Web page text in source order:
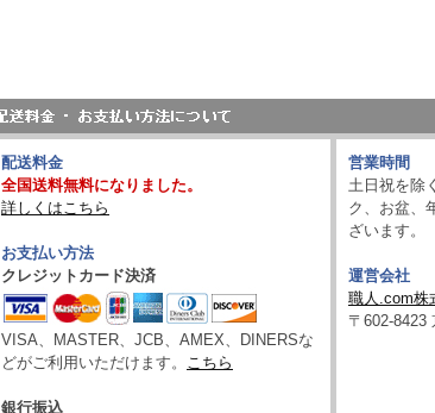
配送料金
全国送料無料になりました。
詳しくはこちら
お支払い方法
クレジットカード決済
VISA、MASTER、JCB、AMEX、DINERSな
どがご利用いただけます。 こちら
銀行振込
営業時間
土日祝を除
ク、お盆、
ざいます。
運営会社
職人.com株
〒602-8423